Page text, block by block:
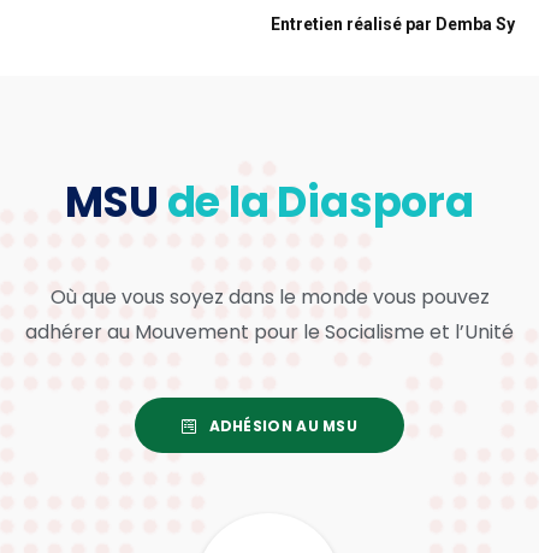
Entretien réalisé par Demba Sy
MSU de la Diaspora
Où que vous soyez dans le monde vous pouvez
adhérer au Mouvement pour le Socialisme et l’Unité
ADHÉSION AU MSU